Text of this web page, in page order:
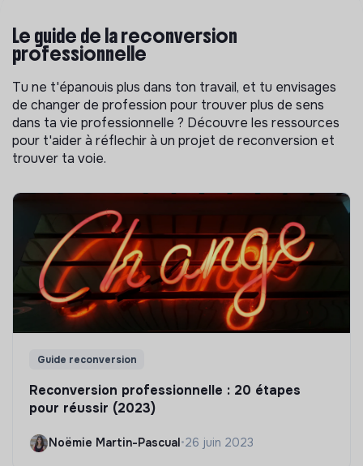
Le guide de la reconversion
professionnelle
Tu ne t'épanouis plus dans ton travail, et tu envisages
de changer de profession pour trouver plus de sens
dans ta vie professionnelle ? Découvre les ressources
pour t'aider à réflechir à un projet de reconversion et
trouver ta voie.
Guide reconversion
Reconversion professionnelle : 20 étapes
pour réussir (2023)
Noëmie Martin-Pascual •26 juin 2023